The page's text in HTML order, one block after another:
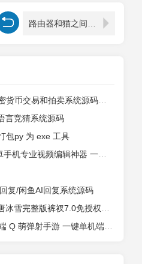
路由器和猫之间怎么连接
系统源码，前台新增中文后台全部汉化
言竞猜系统源码
包py 为 exe 工具
业视频编辑神器 一键式AI加持
复/闲鱼AI回复系统源码
特色服务端+寒冬之城+万象古城+天威大陆+大唐盛世【站长亲测】
端 + Linux 手工端 + GM 后台 + 安卓 iOS 双端带教程